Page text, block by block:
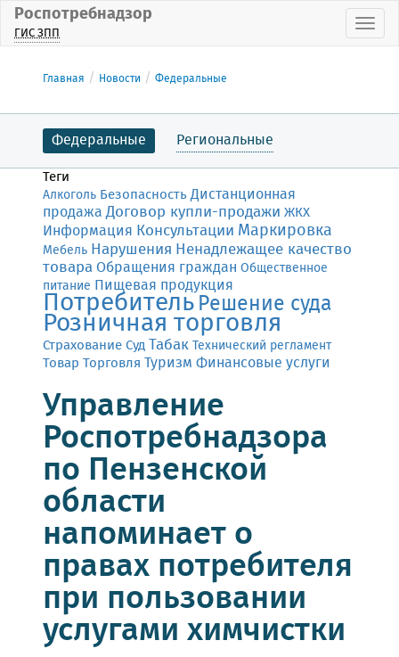
Роспотребнадзор
ГИС ЗПП
Главная Новости Федеральные
Федеральные Региональные
Теги
Алкоголь БезопасностьДистанционная
продажа Договор купли-продажи ЖКХ
Информация Консультации Маркировка
Мебель Нарушения Ненадлежащее качество
товара Обращения граждан Общественное
питание Пищевая продукция
ПотребительРешение суда
Розничная торговля
СтрахованиеСудТабакТехнический регламент
Товар Торговля Туризм Финансовые услуги
Управление
Роспотребнадзора
по Пензенской
области
напоминает о
правах потребителя
при пользовании
услугами химчистки